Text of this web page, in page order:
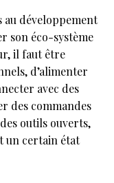
au développement
son éco-système
il faut être
d’alimenter
avec des
des commandes
outils ouverts,
un certain état